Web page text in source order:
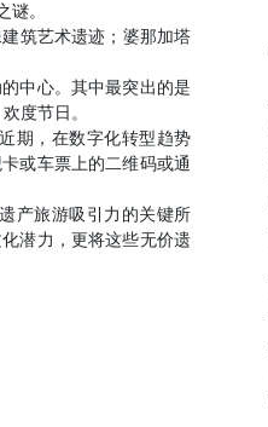
。
筑艺术遗迹；婆那加塔
中心。其中最突出的是
度节日。
期，在数字化转型趋势
或车票上的二维码或通
产旅游吸引力的关键所
潜力，更将这些无价遗